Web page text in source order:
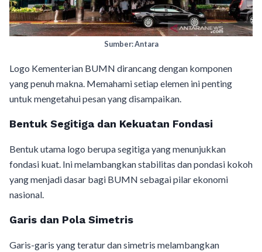
Sumber: Antara
Logo Kementerian BUMN dirancang dengan komponen
yang penuh makna. Memahami setiap elemen ini penting
untuk mengetahui pesan yang disampaikan.
Bentuk Segitiga dan Kekuatan Fondasi
Bentuk utama logo berupa segitiga yang menunjukkan
fondasi kuat. Ini melambangkan stabilitas dan pondasi kokoh
yang menjadi dasar bagi BUMN sebagai pilar ekonomi
nasional.
Garis dan Pola Simetris
Garis-garis yang teratur dan simetris melambangkan